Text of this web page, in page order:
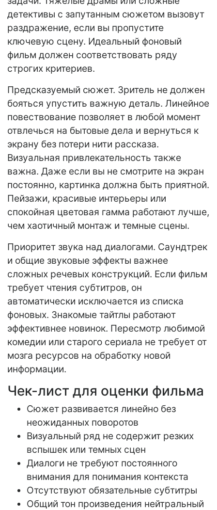
детективы с запутанным сюжетом вызовут
раздражение, если вы пропустите
ключевую сцену. Идеальный фоновый
фильм должен соответствовать ряду
строгих критериев.
Предсказуемый сюжет. Зритель не должен
бояться упустить важную деталь. Линейное
повествование позволяет в любой момент
отвлечься на бытовые дела и вернуться к
экрану без потери нити рассказа.
Визуальная привлекательность также
важна. Даже если вы не смотрите на экран
постоянно, картинка должна быть приятной.
Пейзажи, красивые интерьеры или
спокойная цветовая гамма работают лучше,
чем хаотичный монтаж и темные сцены.
Приоритет звука над диалогами. Саундтрек
и общие звуковые эффекты важнее
сложных речевых конструкций. Если фильм
требует чтения субтитров, он
автоматически исключается из списка
фоновых. Знакомые тайтлы работают
эффективнее новинок. Пересмотр любимой
комедии или старого сериала не требует от
мозга ресурсов на обработку новой
информации.
Чек-лист для оценки фильма
Сюжет развивается линейно без
неожиданных поворотов
Визуальный ряд не содержит резких
вспышек или темных сцен
Диалоги не требуют постоянного
внимания для понимания контекста
Отсутствуют обязательные субтитры
Общий тон произведения нейтральный